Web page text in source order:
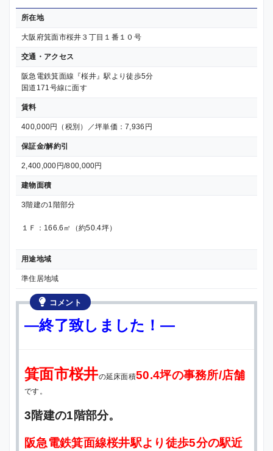
所在地
大阪府箕面市桜井３丁目１番１０号
交通・アクセス
阪急電鉄箕面線『桜井』駅より徒歩5分
国道171号線に面す
賃料
400,000円（税別）／坪単価：7,936円
保証金/解約引
2,400,000円/800,000円
建物面積
3階建の1階部分
１Ｆ：166.6㎡（約50.4坪）
用途地域
準住居地域
コメント
—終了致しました！—
箕面市桜井の延床面積50.4坪の事務所/店舗
です。
3階建の1階部分。
阪急電鉄箕面線桜井駅より徒歩5分の駅近